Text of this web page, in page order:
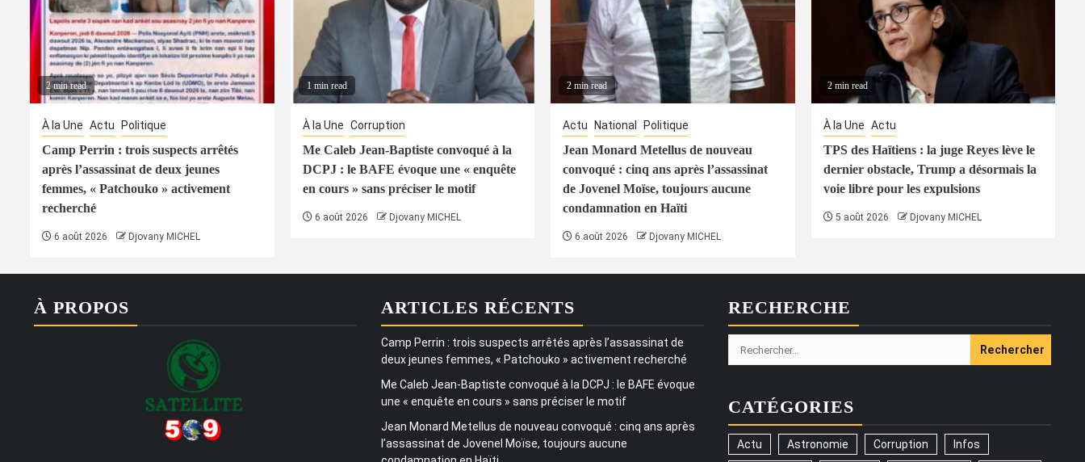
2 min read
À la Une Actu Politique
Camp Perrin : trois suspects arrêtés
après l’assassinat de deux jeunes
femmes, « Patchouko » activement
recherché
6 août 2026 Djovany MICHEL
1 min read
À la Une Corruption
Me Caleb Jean-Baptiste convoqué à la
DCPJ : le BAFE évoque une « enquête
en cours » sans préciser le motif
6 août 2026 Djovany MICHEL
2 min read
Actu National Politique
Jean Monard Metellus de nouveau
convoqué : cinq ans après l’assassinat
de Jovenel Moïse, toujours aucune
condamnation en Haïti
6 août 2026 Djovany MICHEL
2 min read
À la Une Actu
TPS des Haïtiens : la juge Reyes lève le
dernier obstacle, Trump a désormais la
voie libre pour les expulsions
5 août 2026 Djovany MICHEL
À PROPOS ARTICLES RÉCENTS
Camp Perrin : trois suspects arrêtés après l’assassinat de
deux jeunes femmes, « Patchouko » activement recherché
Me Caleb Jean-Baptiste convoqué à la DCPJ : le BAFE évoque
une « enquête en cours » sans préciser le motif
Jean Monard Metellus de nouveau convoqué : cinq ans après
l’assassinat de Jovenel Moïse, toujours aucune
RECHERCHE
Rechercher :
CATÉGORIES
Actu Astronomie Corruption Infos